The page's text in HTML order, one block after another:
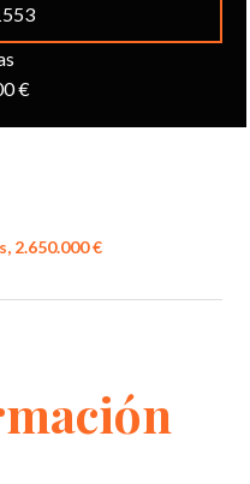
€
2.650.000 €